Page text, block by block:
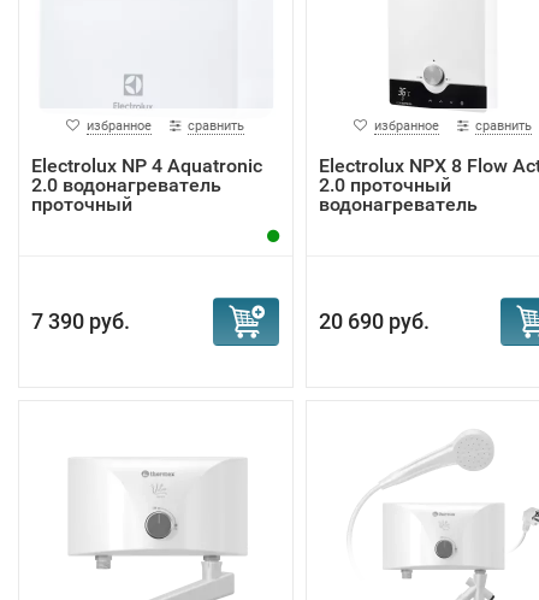
избранное сравнить
Electrolux NP 4 Aquatronic
2.0 водонагреватель
проточный
7 390 руб.
избранное сравнить
Electrolux NPX 8 Flow
2.0 проточный
водонагреватель
20 690 руб.